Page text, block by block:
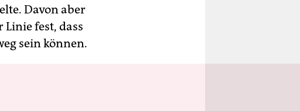
Davon aber
fest, dass
sein können.